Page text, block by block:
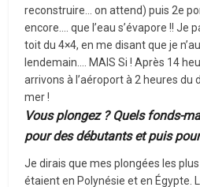
reconstruire… on attend) puis 2e
encore…. que l’eau s’évapore !! Je
toit du 4×4, en me disant que je
lendemain…. MAIS Si ! Après 14
arrivons à l’aéroport à 2 heures du
mer !
Vous plongez ? Quels fonds-
pour des débutants et puis
Je dirais que mes plongées les
étaient en Polynésie et en Égypte.